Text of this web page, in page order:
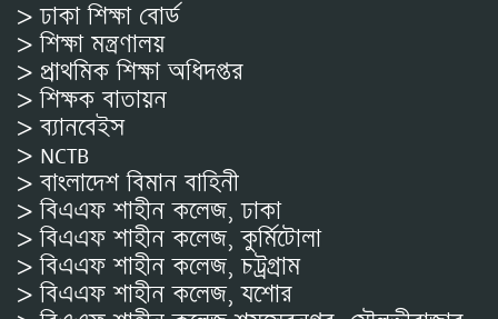
> ঢাকা শিক্ষা বোর্ড
> শিক্ষা মন্ত্রণালয়
> প্রাথমিক শিক্ষা অধিদপ্তর
> শিক্ষক বাতায়ন
> ব্যানবেইস
> NCTB
> বাংলাদেশ বিমান বাহিনী
> বিএএফ শাহীন কলেজ, ঢাকা
> বিএএফ শাহীন কলেজ, কুর্মিটোলা
> বিএএফ শাহীন কলেজ, চট্রগ্রাম
> বিএএফ শাহীন কলেজ, যশোর